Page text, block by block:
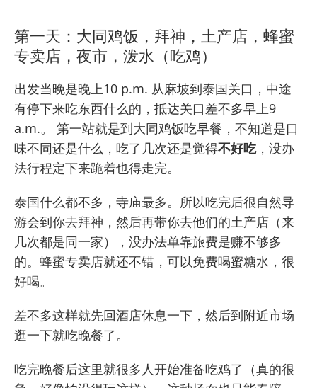
第一天：大同鸡饭，拜神，土产店，蜂蜜
专卖店，夜市，泼水（吃鸡）
出发当晚是晚上10 p.m. 从麻坡到泰国关口，中途
有停下来吃东西什么的，抵达关口差不多早上9
a.m.。 第一站就是到大同鸡饭吃早餐，不知道是口
味不同还是什么，吃了几次还是觉得不好吃，没办
法行程定下来跪着也得走完。
泰国什么都不多，寺庙最多。所以吃完后很自然导
游会到你去拜神，然后再带你去他们的土产店（来
几次都是同一家），没办法单靠旅费是赚不够多
的。蜂蜜专卖店就还不错，可以免费喝蜜糖水，很
好喝。
差不多这样就先回酒店休息一下，然后到附近市场
逛一下就吃晚餐了。
吃完晚餐后这里就很多人开始准备吃鸡了（真的很